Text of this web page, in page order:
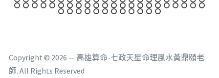
Copyright © 2026 — 高雄算命-七政天星命理風水黃鼎頤老
師. All Rights Reserved